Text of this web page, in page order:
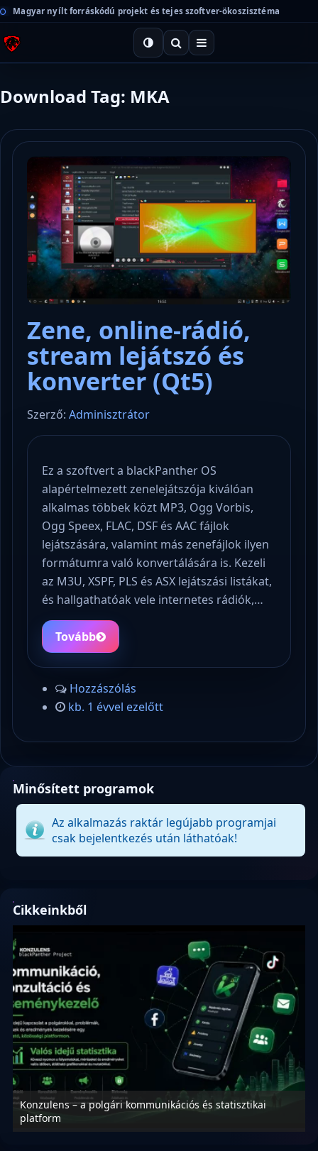
Magyar nyílt forráskódú projekt és tejes szoftver-ökoszisztéma
Download Tag: MKA
Zene, online-rádió,
stream lejátszó és
konverter (Qt5)
Szerző: Adminisztrátor
Ez a szoftvert a blackPanther OS
alapértelmezett zenelejátszója kiválóan
alkalmas többek közt MP3, Ogg Vorbis,
Ogg Speex, FLAC, DSF és AAC fájlok
lejátszására, valamint más zenefájlok ilyen
formátumra való konvertálására is. Kezeli
az M3U, XSPF, PLS és ASX lejátszási listákat,
és hallgathatóak vele internetes rádiók,…
Tovább
Hozzászólás
kb. 1 évvel ezelőtt
Minősített programok
Az alkalmazás raktár legújabb programjai
csak bejelentkezés után láthatóak!
Cikkeinkből
Konzulens – a polgári kommunikációs és statisztikai
platform